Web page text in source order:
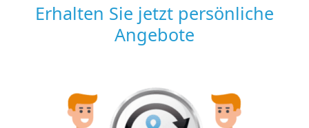
Erhalten Sie jetzt persönliche
Angebote